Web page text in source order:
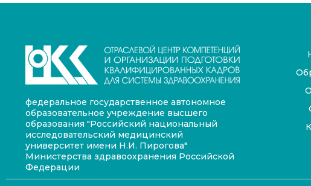
федеральное государственное автономное
образовательное учреждение высшего
образования "Российский национальный
исследовательский медицинский
университет имени Н.И. Пирогова"
Министерства здравоохранения Российской
Федерации